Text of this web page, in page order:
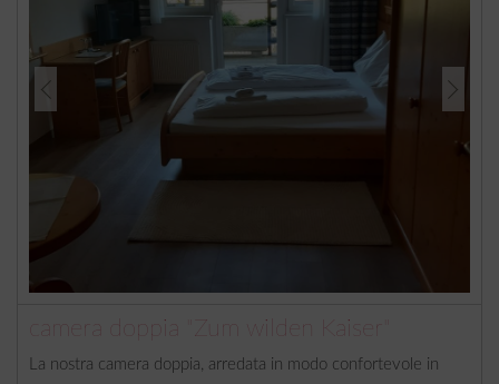
camera doppia "Zum wilden Kaiser"
La nostra camera doppia, arredata in modo confortevole in